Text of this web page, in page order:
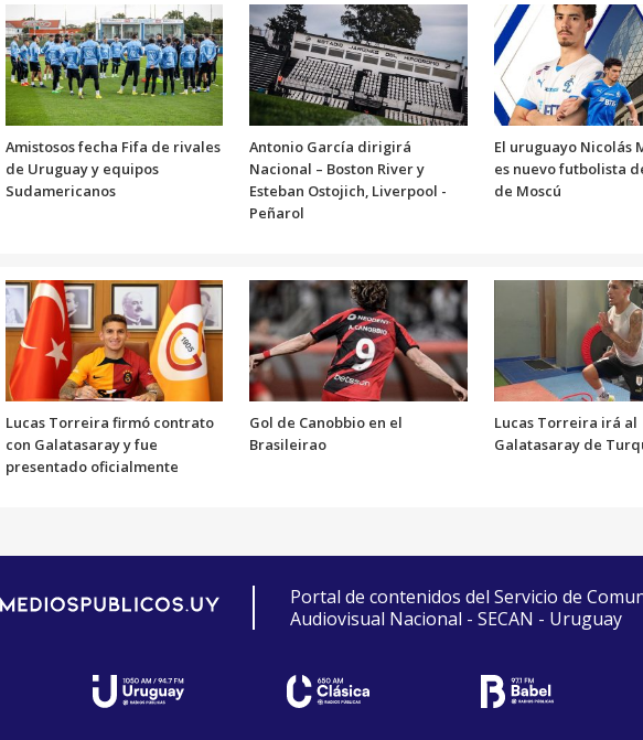
Amistosos fecha Fifa de rivales
de Uruguay y equipos
Sudamericanos
Antonio García dirigirá
Nacional – Boston River y
Esteban Ostojich, Liverpool -
Peñarol
El uruguayo Nicolás
es nuevo futbolista
de Moscú
Lucas Torreira firmó contrato
con Galatasaray y fue
presentado oficialmente
Gol de Canobbio en el
Brasileirao
Lucas Torreira irá al
Galatasaray de
Portal de contenidos del Servicio de
Audiovisual Nacional - SECAN - Uruguay